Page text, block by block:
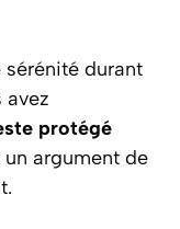
durant
avez
protégé
un argument de